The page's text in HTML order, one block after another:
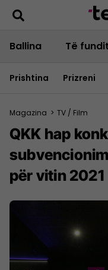
Ballina Të fundit
Prishtina Prizreni
Magazina > TV / Film
QKK hap
për vitin 2021